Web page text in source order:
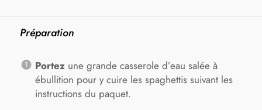
Préparation
Portezune grande casserole d’eau salée à
ébullition pour y cuire les spaghettis suivant les
instructions du paquet.